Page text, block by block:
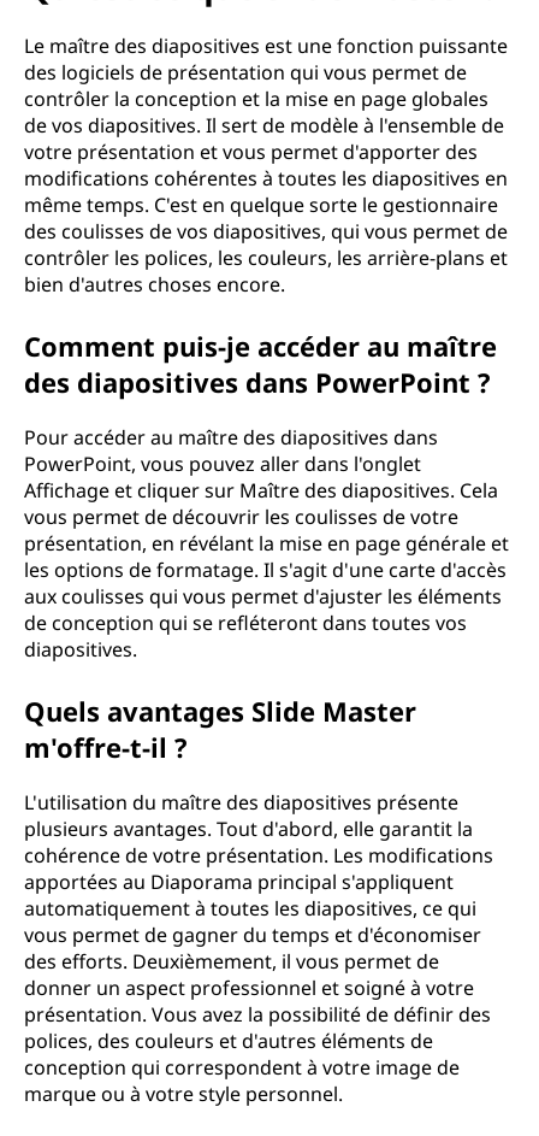
M
Le maître des diapositives est une fonction puissante
des logiciels de présentation qui vous permet de
contrôler la conception et la mise en page globales
de vos diapositives. Il sert de modèle à l'ensemble de
votre présentation et vous permet d'apporter des
modifications cohérentes à toutes les diapositives en
même temps. C'est en quelque sorte le gestionnaire
des coulisses de vos diapositives, qui vous permet de
contrôler les polices, les couleurs, les arrière-plans et
bien d'autres choses encore.
Comment puis-je accéder au maître
des diapositives dans PowerPoint ?
Pour accéder au maître des diapositives dans
PowerPoint, vous pouvez aller dans l'onglet
Affichage et cliquer sur Maître des diapositives. Cela
vous permet de découvrir les coulisses de votre
présentation, en révélant la mise en page générale et
les options de formatage. Il s'agit d'une carte d'accès
aux coulisses qui vous permet d'ajuster les éléments
de conception qui se refléteront dans toutes vos
diapositives.
Quels avantages Slide Master
m'offre-t-il ?
L'utilisation du maître des diapositives présente
plusieurs avantages. Tout d'abord, elle garantit la
cohérence de votre présentation. Les modifications
apportées au Diaporama principal s'appliquent
automatiquement à toutes les diapositives, ce qui
vous permet de gagner du temps et d'économiser
des efforts. Deuxièmement, il vous permet de
donner un aspect professionnel et soigné à votre
présentation. Vous avez la possibilité de définir des
polices, des couleurs et d'autres éléments de
conception qui correspondent à votre image de
marque ou à votre style personnel.